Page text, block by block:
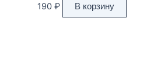
190 ₽ В корзину